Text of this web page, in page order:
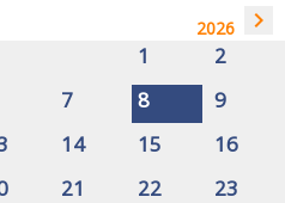
2026 navigate_next
1
2
7 8
9
14 15
16
21 22
23